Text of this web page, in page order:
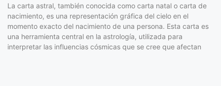
La carta astral, también conocida como carta natal o carta de
nacimiento, es una representación gráfica del cielo en el
momento exacto del nacimiento de una persona. Esta carta es
una herramienta central en la astrología, utilizada para
interpretar las influencias cósmicas que se cree que afectan